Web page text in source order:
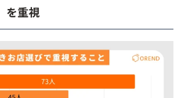
を重視